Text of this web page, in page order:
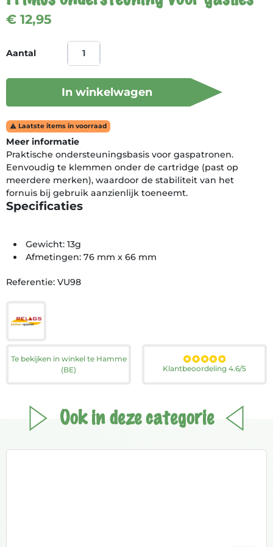
€ 12,95
Aantal
In winkelwagen
 Laatste items in voorraad
Meer informatie
Praktische ondersteuningsbasis voor gaspatronen.
Eenvoudig te klemmen onder de cartridge (past op
meerdere merken), waardoor de stabiliteit van het
fornuis bij gebruik aanzienlijk toeneemt.
Specificaties
Gewicht: 13g
Afmetingen: 76 mm x 66 mm
Referentie: VU98
Te bekijken in winkel te Hamme
(BE)
Klantbeoordeling 4.6/5
Ook in deze categorie